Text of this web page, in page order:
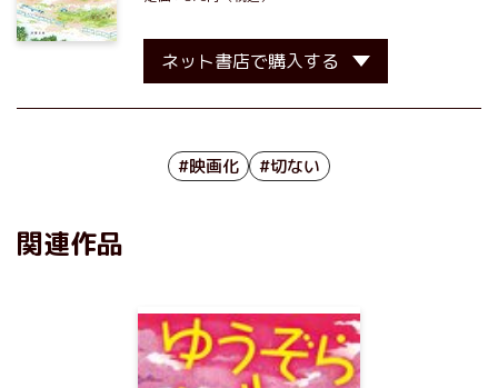
ネット書店で購入する
#映画化 #切ない
関連作品